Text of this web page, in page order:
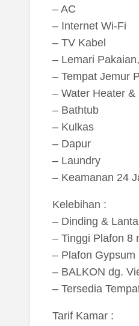
– AC
– Internet Wi-Fi
– TV Kabel
– Lemari
– Tempat Jemur
– Water Heater &
– Bathtub
– Kulkas
– Dapur
– Laundry
– Keamanan 24
Kelebihan :
– Dinding &
– Tinggi Plafon 8
– Plafon Gypsum
– BALKON dg.
– Tersedia
Tarif Kamar :